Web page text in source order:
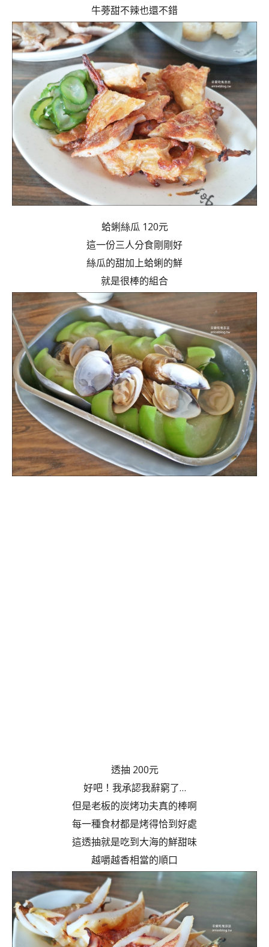
牛蒡甜不辣也還不錯
蛤蜊絲瓜 120元
這一份三人分食剛剛好
絲瓜的甜加上蛤蜊的鮮
就是很棒的組合
透抽 200元
好吧！我承認我辭窮了…
但是老板的炭烤功夫真的棒啊
每一種食材都是烤得恰到好處
這透抽就是吃到大海的鮮甜味
越嚼越香相當的順口